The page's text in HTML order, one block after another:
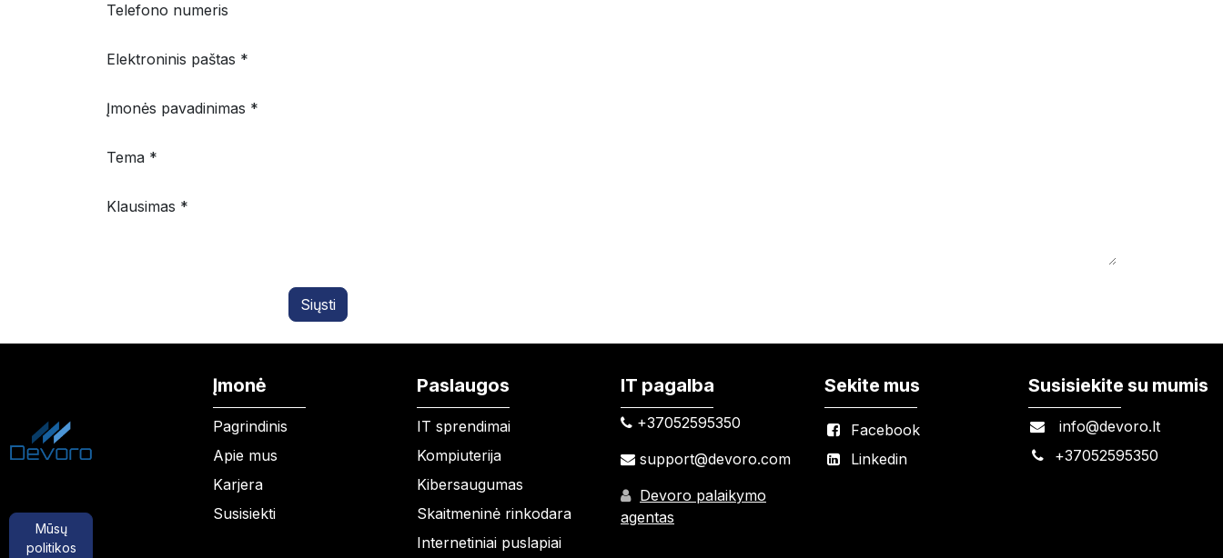
Telefono numeris
Elektroninis paštas *
Įmonės pavadinimas *
Tema *
Klausimas *
Siųsti
Įmonė
Pagrindinis
Apie mus
Karjera
Susisiekti
Paslaugos
IT sprendimai
Kompiuterija
Kibersaugumas
Skaitmeninė rinkodara
Internetiniai puslapiai
IT pagalba
+37052595350​
support@devoro.com
Devoro palaikymo
agentas
Sekite mus
Facebook
Linkedin
Susisiekite su mumis
info@devoro.lt
+37052595350
Mūsų
politikos